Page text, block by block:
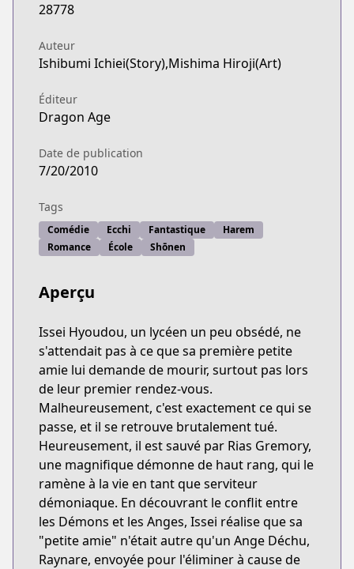
28778
Auteur
Ishibumi Ichiei(Story),Mishima Hiroji(Art)
Éditeur
Dragon Age
Date de publication
7/20/2010
Tags
Comédie Ecchi Fantastique
Harem
Romance
École Shōnen
Aperçu
Issei Hyoudou, un lycéen un peu obsédé, ne
s'attendait pas à ce que sa première petite
amie lui demande de mourir, surtout pas lors
de leur premier rendez-vous.
Malheureusement, c'est exactement ce qui se
passe, et il se retrouve brutalement tué.
Heureusement, il est sauvé par Rias Gremory,
une magnifique démonne de haut rang, qui le
ramène à la vie en tant que serviteur
démoniaque. En découvrant le conflit entre
les Démons et les Anges, Issei réalise que sa
"petite amie" n'était autre qu'un Ange Déchu,
Raynare, envoyée pour l'éliminer à cause de